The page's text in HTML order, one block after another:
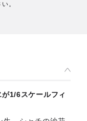
。
1/6スケールフィ